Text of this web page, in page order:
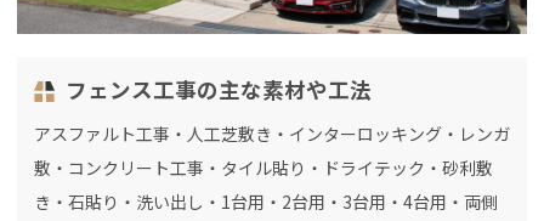
フェンス工事の主な素材や工法
アスファルト工事・人工芝敷き・インターロッキング・レンガ
敷・コンクリート工事・タイル貼り・ドライテック・砂利敷
き・石貼り・洗い出し・1台用・2台用・3台用・4台用・両側